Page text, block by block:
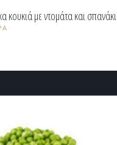
κουκιά με ντομάτα και σπανάκι